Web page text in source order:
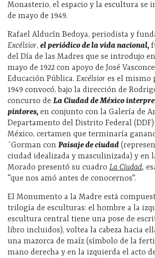
Monasterio, el espacio y la escultura se
de mayo de 1949.
Rafael Alducín Bedoya, periodista y
Excélsior, el periódico de la vida nacional,
del Día de las Madres que se introdujo
mayo de 1922 con apoyo de José
Educación Pública. Excélsior es el mismo
1949 convocó, bajo la dirección de
concurso de La Ciudad de México
pintores, en conjunto con la Galería de
Departamento del Distrito Federal (DDF)
México, certamen que terminaría
´Gorman con Paisaje de ciudad
ciudad idealizada y masculinizada) y en
Morado presentó su cuadro La Ciudad,
“que nos amó antes de conocernos”.
El Monumento a la Madre está
trilogía de esculturas: el hombre a la
escultura central tiene una pose de
libro incluidos), voltea la cabeza hacia
una mazorca de maíz (símbolo de la
mano derecha y en la izquierda el acto